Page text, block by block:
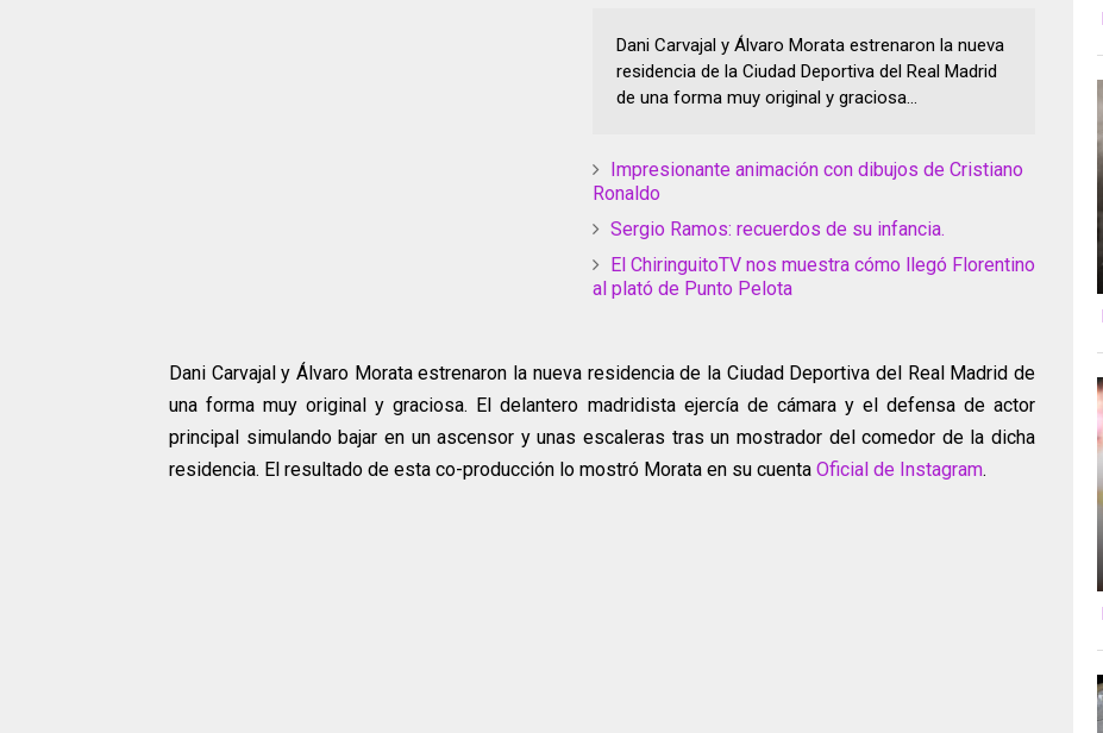
Dani Carvajal y Álvaro Morata estrenaron la nueva
residencia de la Ciudad Deportiva del Real Madrid
de una forma muy original y graciosa...
Impresionante animación con dibujos de Cristiano
Ronaldo
Sergio Ramos: recuerdos de su infancia.
El ChiringuitoTV nos muestra cómo llegó Florentino
al plató de Punto Pelota
Dani Carvajal y Álvaro Morata estrenaron la nueva residencia de la Ciudad Deportiva del Real Madrid de
una forma muy original y graciosa. El delantero madridista ejercía de cámara y el defensa de actor
principal simulando bajar en un ascensor y unas escaleras tras un mostrador del comedor de la dicha
residencia. El resultado de esta co-producción lo mostró Morata en su cuenta Oficial de Instagram.